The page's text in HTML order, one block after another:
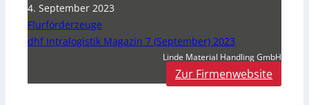
4. September 2023
Flurförderzeuge
dhf Intralogistik Magazin 7 (September) 2023
Linde Material Handling GmbH
Zur Firmenwebsite